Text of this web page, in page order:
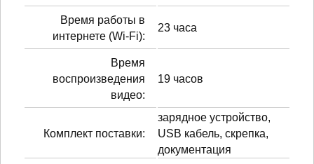
Время работы в
интернете (Wi-Fi):
23 часа
Время
воспроизведения
видео:
19 часов
Комплект поставки:
зарядное устройство,
USB кабель, скрепка,
документация